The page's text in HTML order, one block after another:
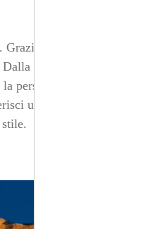
al team di
scelta degli
personalità degli
un’atmosfera più